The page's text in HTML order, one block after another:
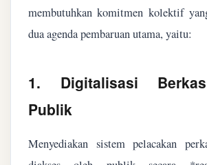
membutuhkan komitmen kolektif
dua agenda pembaruan utama, yaitu:
1. Digitalisasi
Publik
Menyediakan sistem pelacakan